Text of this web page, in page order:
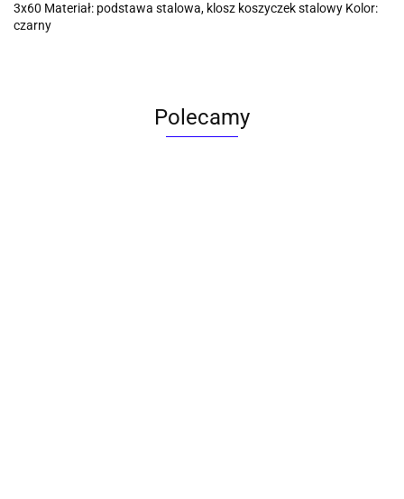
3x60 Materiał: podstawa stalowa, klosz koszyczek stalowy Kolor:
czarny
Polecamy